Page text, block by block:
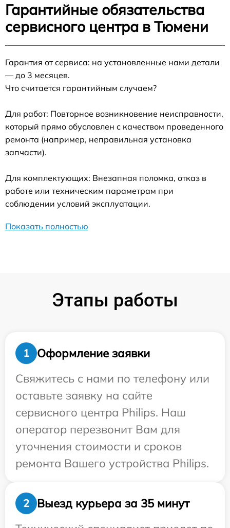
Гарантийные обязательства
сервисного центра в Тюмени
Гарантия от сервиса: на установленные нами детали
— до 3 месяцев.
Что считается гарантийным случаем?
Для работ: Повторное возникновение неисправности,
который прямо обусловлен с качеством проведенного
ремонта (например, неправильная установка
запчасти).
Для комплектующих: Внезапная поломка, отказ в
работе или техническим параметрам при
соблюдении условий эксплуатации.
Показать полностью
Этапы работы
1
Оформление заявки
Свяжитесь с нами по телефону или
оставьте заявку на сайте
сервисного центра Philips. Наш
оператор перезвонит Вам для
уточнения стоимости и сроков
ремонта Вашего устройства Philips.
2
Выезд курьера за 35 минут